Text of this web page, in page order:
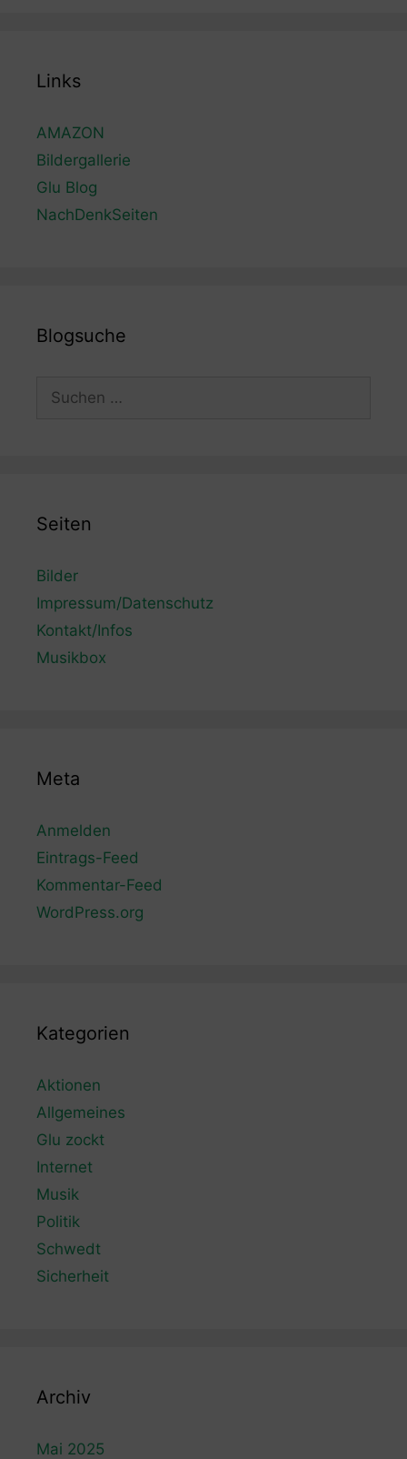
Links
AMAZON
Bildergallerie
Glu Blog
NachDenkSeiten
Blogsuche
Seiten
Bilder
Impressum/Datenschutz
Kontakt/Infos
Musikbox
Meta
Anmelden
Eintrags-Feed
Kommentar-Feed
WordPress.org
Kategorien
Aktionen
Allgemeines
Glu zockt
Internet
Musik
Politik
Schwedt
Sicherheit
Archiv
Mai 2025